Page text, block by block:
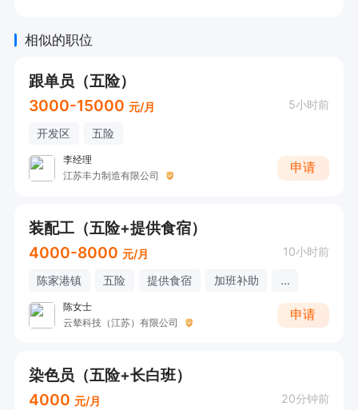
相似的职位
跟单员（五险）
3000-15000 元/月 5小时前
开发区 五险
李经理
江苏丰力制造有限公司
申请
装配工（五险+提供食宿）
4000-8000 元/月 10小时前
陈家港镇 五险 提供食宿 加班补助 ...
陈女士
云辇科技（江苏）有限公司
申请
染色员（五险+长白班）
4000 元/月 20分钟前